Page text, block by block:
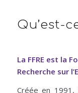
Qu’est-
La FFRE est la
Recherche sur
Créée en 1991,